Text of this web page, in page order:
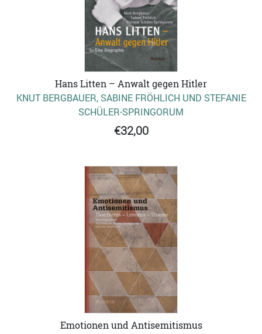
Hans Litten – Anwalt gegen Hitler
KNUT BERGBAUER, SABINE FRÖHLICH UND STEFANIE
SCHÜLER-SPRINGORUM
€32,00
Emotionen und Antisemitismus